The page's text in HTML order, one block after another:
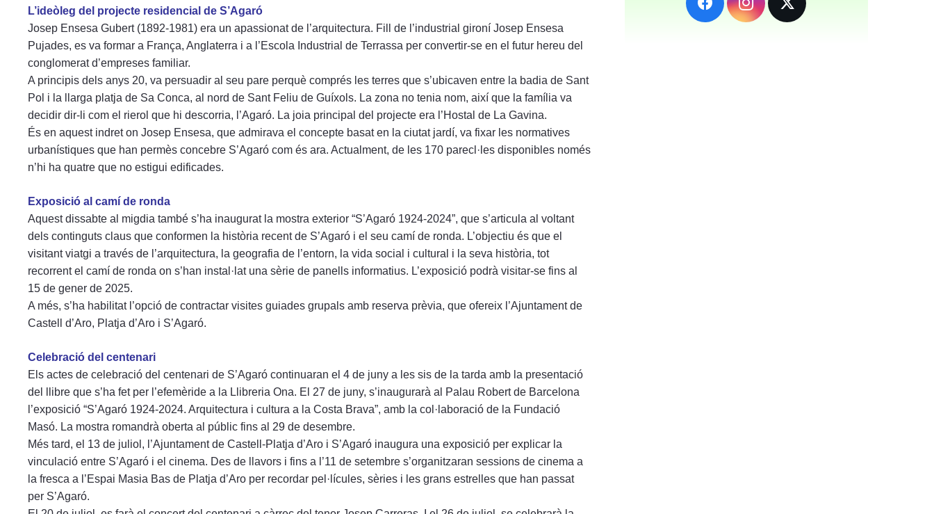
L’ideòleg del projecte residencial de S’Agaró
Josep Ensesa Gubert (1892-1981) era un apassionat de l’arquitectura. Fill de l’industrial gironí Josep Ensesa
Pujades, es va formar a França, Anglaterra i a l’Escola Industrial de Terrassa per convertir-se en el futur hereu del
conglomerat d’empreses familiar.
A principis dels anys 20, va persuadir al seu pare perquè comprés les terres que s’ubicaven entre la badia de Sant
Pol i la llarga platja de Sa Conca, al nord de Sant Feliu de Guíxols. La zona no tenia nom, així que la família va
decidir dir-li com el rierol que hi descorria, l’Agaró. La joia principal del projecte era l’Hostal de La Gavina.
És en aquest indret on Josep Ensesa, que admirava el concepte basat en la ciutat jardí, va fixar les normatives
urbanístiques que han permès concebre S’Agaró com és ara. Actualment, de les 170 parecl·les disponibles només
n’hi ha quatre que no estigui edificades.
Exposició al camí de ronda
Aquest dissabte al migdia també s’ha inaugurat la mostra exterior “S’Agaró 1924-2024”, que s’articula al voltant
dels continguts claus que conformen la història recent de S’Agaró i el seu camí de ronda. L’objectiu és que el
visitant viatgi a través de l’arquitectura, la geografia de l’entorn, la vida social i cultural i la seva història, tot
recorrent el camí de ronda on s’han instal·lat una sèrie de panells informatius. L’exposició podrà visitar-se fins al
15 de gener de 2025.
A més, s’ha habilitat l’opció de contractar visites guiades grupals amb reserva prèvia, que ofereix l’Ajuntament de
Castell d’Aro, Platja d’Aro i S’Agaró.
Celebració del centenari
Els actes de celebració del centenari de S’Agaró continuaran el 4 de juny a les sis de la tarda amb la presentació
del llibre que s’ha fet per l’efemèride a la Llibreria Ona. El 27 de juny, s’inaugurarà al Palau Robert de Barcelona
l’exposició “S’Agaró 1924-2024. Arquitectura i cultura a la Costa Brava”, amb la col·laboració de la Fundació
Masó. La mostra romandrà oberta al públic fins al 29 de desembre.
Més tard, el 13 de juliol, l’Ajuntament de Castell-Platja d’Aro i S’Agaró inaugura una exposició per explicar la
vinculació entre S’Agaró i el cinema. Des de llavors i fins a l’11 de setembre s’organitzaran sessions de cinema a
la fresca a l’Espai Masia Bas de Platja d’Aro per recordar pel·lícules, sèries i les grans estrelles que han passat
per S’Agaró.